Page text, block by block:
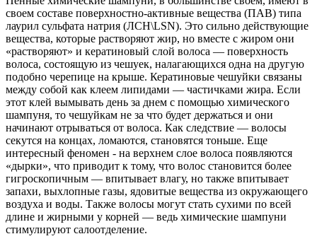
своем составе поверхностно-активные вещества (ПАВ) типа
лаурил сульфата натрия (ЛСН\LSN). Это сильно действующие
вещества, которые растворяют жир, но вместе с жиром они
«растворяют» и кератиновый слой волоса — поверхность
волоса, состоящую из чешуек, налагающихся одна на другую
подобно черепице на крыше. Кератиновые чешуйки связаны
между собой как клеем липидами — частичками жира. Если
этот клей вымывать день за днем с помощью химического
шампуня, то чешуйкам не за что будет держаться и они
начинают отрываться от волоса. Как следствие — волосы
секутся на концах, ломаются, становятся тоньше. Еще
интересный феномен - на верхнем слое волоса появляются
«дырки», что приводит к тому, что волос становится более
гигроскопичным — впитывает влагу, но также впитывает
запахи, выхлопные газы, ядовитые вещества из окружающего
воздуха и воды. Также волосы могут стать сухими по всей
длине и жирными у корней — ведь химические шампуни
стимулируют салоотделение.